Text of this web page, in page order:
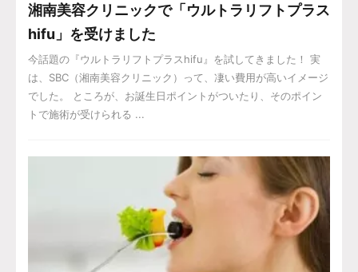
湘南美容クリニックで「ウルトラリフトプラス
hifu」を受けました
今話題の『ウルトラリフトプラスhifu』を試してきました！ 実
は、SBC（湘南美容クリニック）って、凄い費用が高いイメージ
でした。 ところが、お誕生日ポイントがついたり、そのポイン
トで施術が受けられる ...